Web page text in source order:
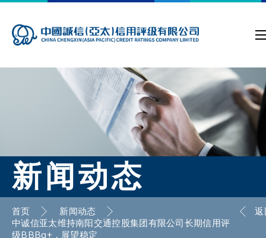
新闻动态
首页
新闻动态
中诚信亚太维持南阳交通控股集团有限公司长期信用评
级BBBg+，展望稳定